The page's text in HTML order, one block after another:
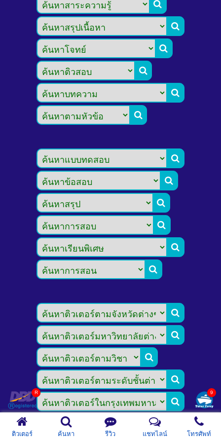

















ติวเตอร์ ค้นหา รีวิว แชทไลน์ โทรศัพท์